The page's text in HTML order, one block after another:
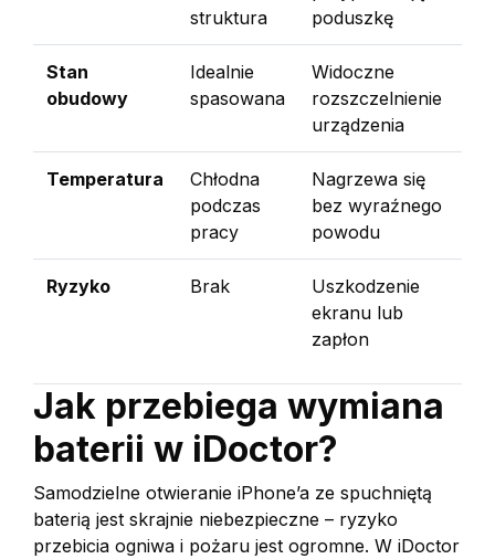
struktura
poduszkę
Stan
obudowy
Idealnie
spasowana
Widoczne
rozszczelnienie
urządzenia
Temperatura
Chłodna
podczas
pracy
Nagrzewa się
bez wyraźnego
powodu
Ryzyko Brak
Uszkodzenie
ekranu lub
zapłon
Jak przebiega wymiana
baterii w iDoctor?
Samodzielne otwieranie iPhone’a ze spuchniętą
baterią jest skrajnie niebezpieczne – ryzyko
przebicia ogniwa i pożaru jest ogromne. W iDoctor